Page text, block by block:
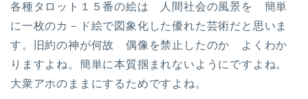
各種タロット１５番の絵は 人間社会の風景を 簡単
に一枚のカ－ド絵で図象化した優れた芸術だと思いま
す。旧約の神が何故 偶像を禁止したのか よくわか
りますよね。簡単に本質掴まれないようにですよね。
大衆アホのままにするためですよね。